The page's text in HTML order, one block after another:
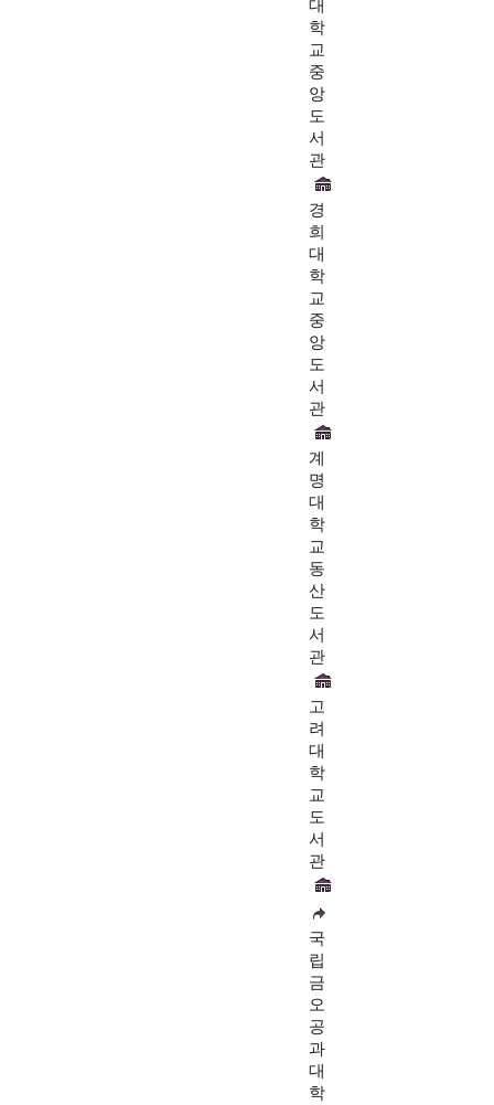
대
학
교
중
앙
도
서
관
경
희
대
학
교
중
앙
도
서
관
계
명
대
학
교
동
산
도
서
관
고
려
대
학
교
도
서
관
국
립
금
오
공
과
대
학